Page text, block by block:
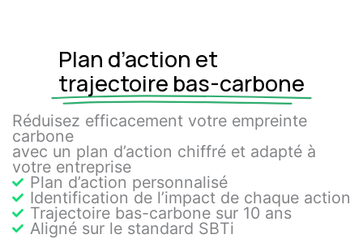
Plan d’action et
trajectoire bas-carbone
Réduisez efficacement votre empreinte
carbone
avec un plan d’action chiffré et adapté à
votre entreprise
Plan d’action personnalisé
Identification de l’impact de chaque action
Trajectoire bas-carbone sur 10 ans
Aligné sur le standard SBTi